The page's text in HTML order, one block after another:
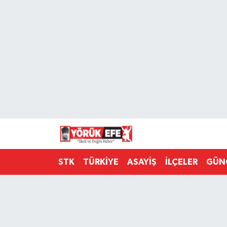
STK TÜRKİYE ASAYİŞ İLÇELER
Süper Lig Puan Durumu ve Fikstür
Tüm Manşetler